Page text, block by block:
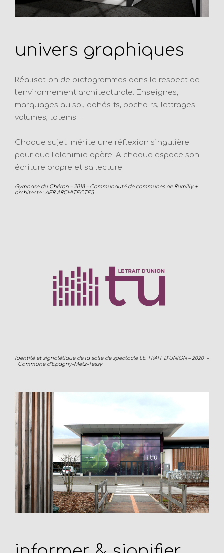
univers graphiques
Réalisation de pictogrammes dans le respect de
l’environnement architecturale. Enseignes,
marquages au sol, adhésifs, pochoirs, lettrages
volumes, totems…
Chaque sujet mérite une réflexion singulière
pour que l’alchimie opère. A chaque espace son
écriture propre et sa lecture.
Gymnase du Chéran – 2018 – Communauté de communes de Rumilly +
architecte : AER ARCHITECTES
Identité et signalétique de la salle de spectacle LE TRAIT D’UNION – 2020 –
Commune d’Epagny-Metz-Tessy